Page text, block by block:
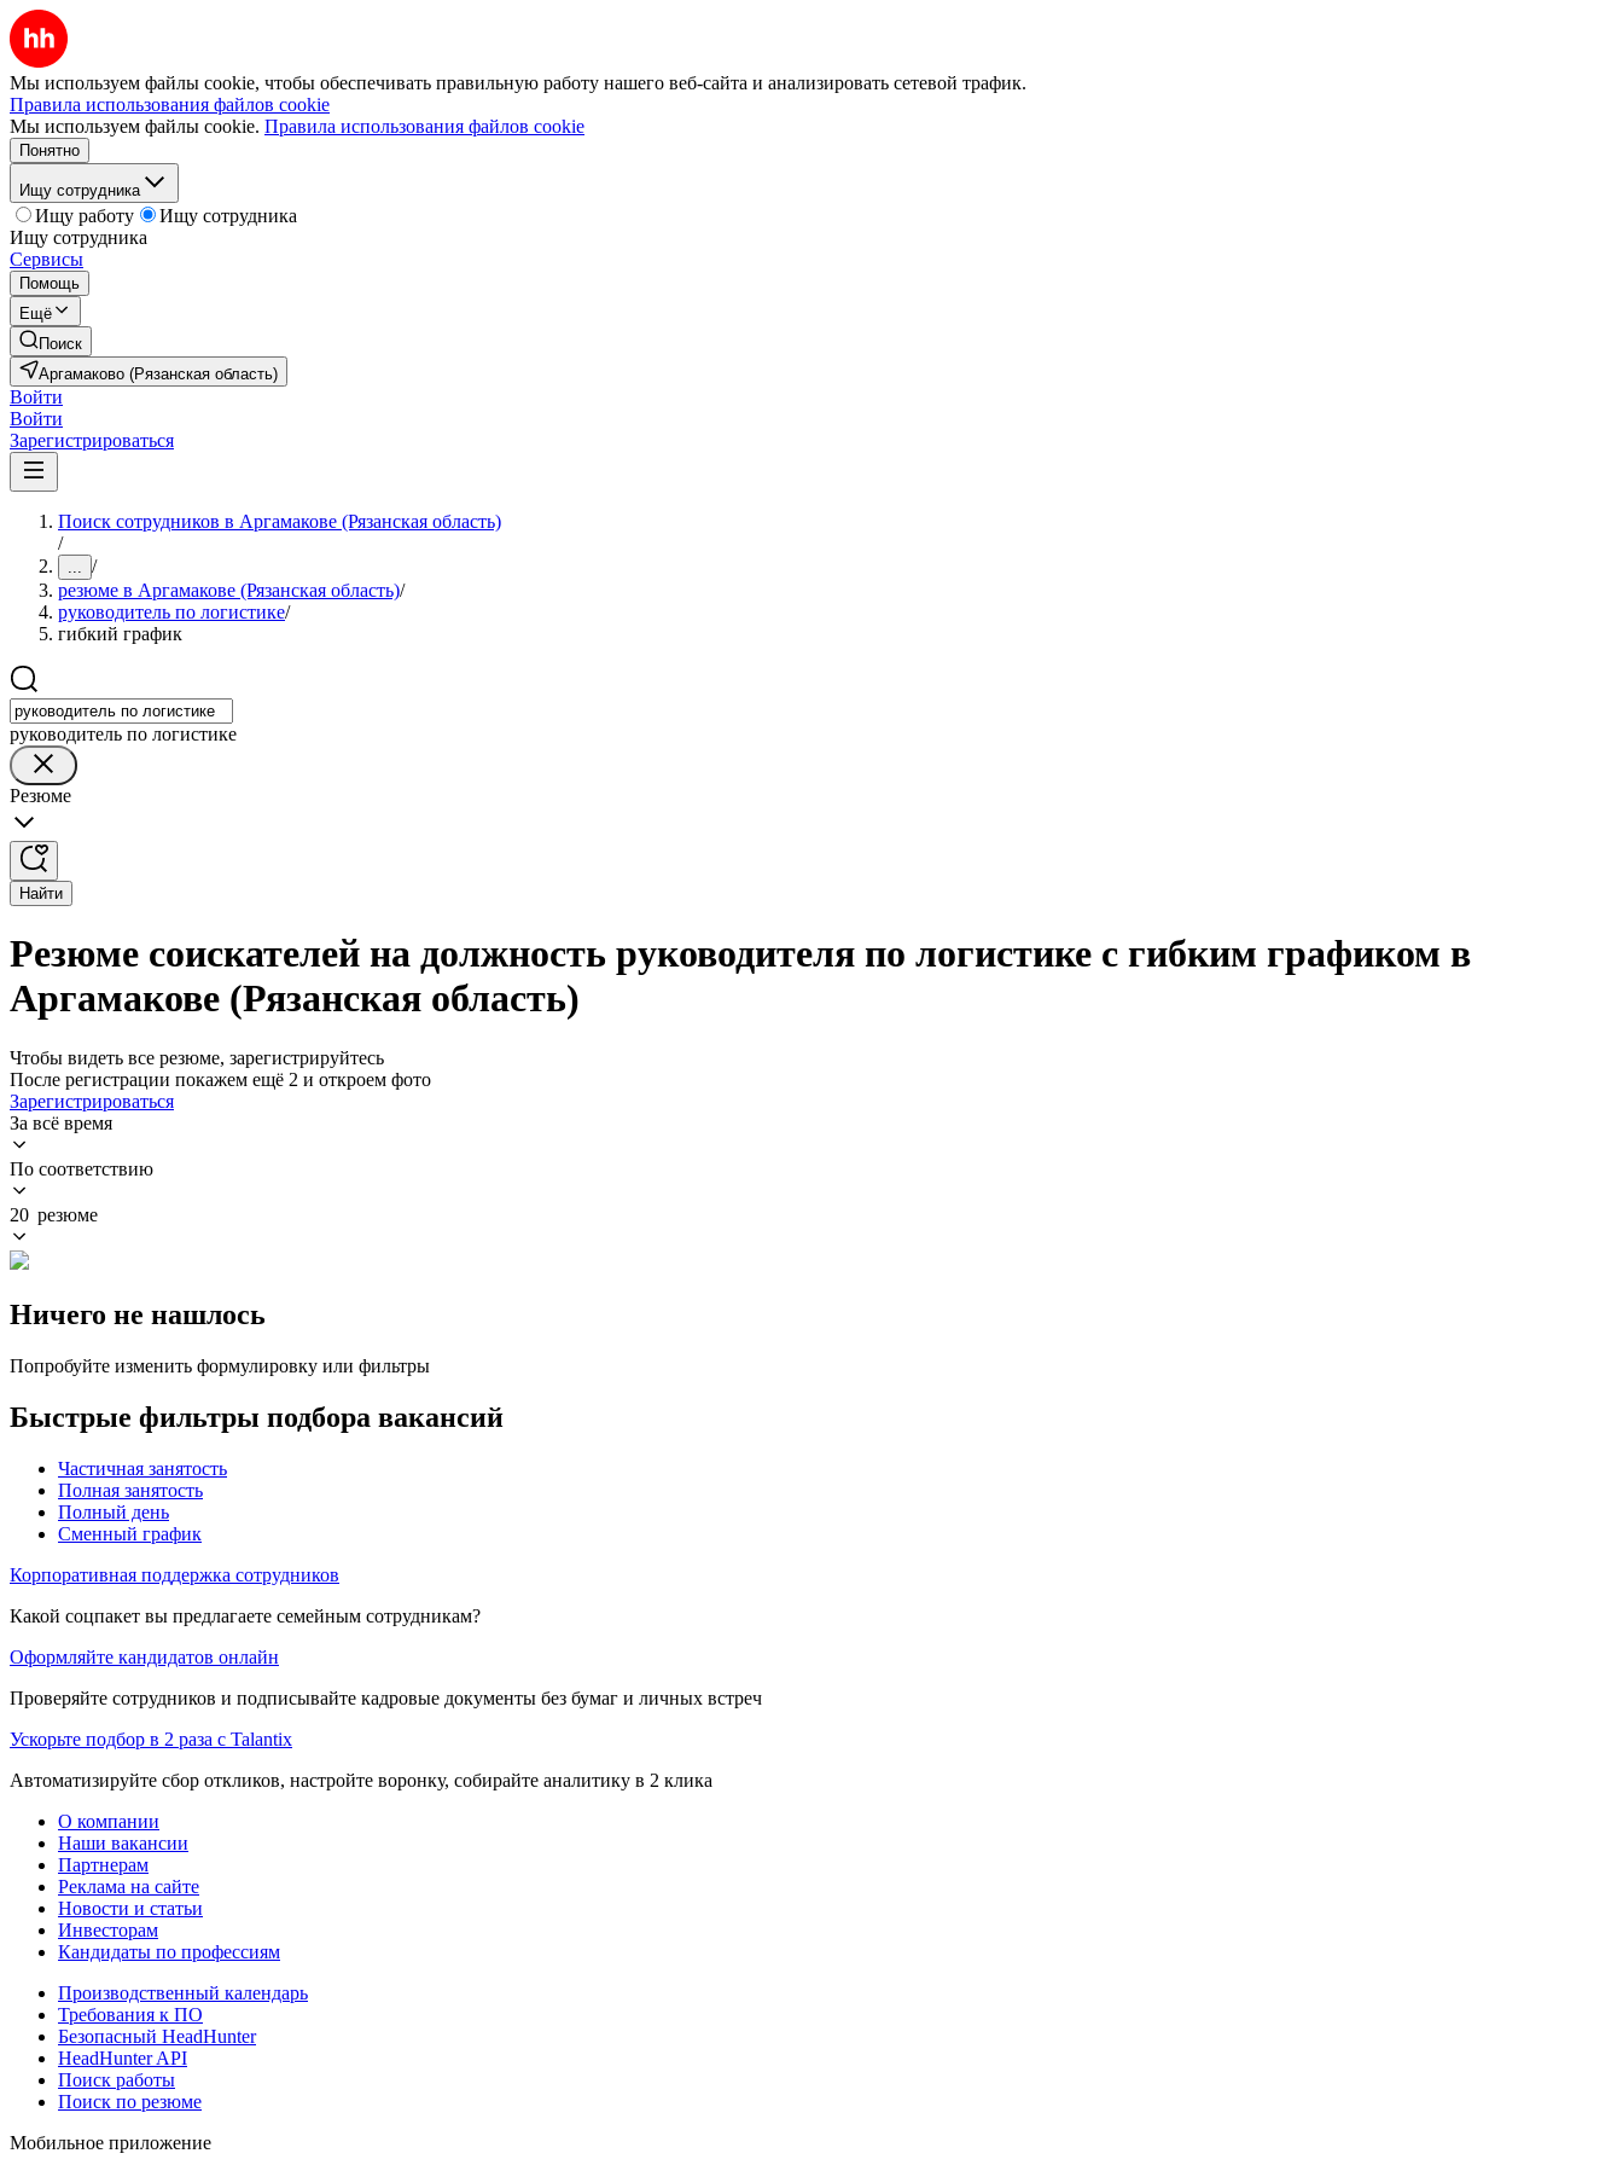
Мы используем файлы cookie, чтобы обеспечивать правильную работу нашего веб-сайта и анализировать сетевой трафик.
Правила использования файлов cookie
Мы используем файлы cookie. Правила использования файлов cookie
Понятно
Ищу сотрудника
Ищу работу
Ищу сотрудника
Ищу сотрудника
Сервисы
Помощь
Ещё
Поиск
Аргамаково (Рязанская область)
Войти
Войти
Зарегистрироваться
Поиск сотрудников в Аргамакове (Рязанская область)
/
... /
резюме в Аргамакове (Рязанская область)/
руководитель по логистике/
гибкий график
руководитель по логистике
Резюме
Найти
Резюме соискателей на должность руководителя по логистике с гибким графиком в
Аргамакове (Рязанская область)
Чтобы видеть все резюме, зарегистрируйтесь
После регистрации покажем ещё 2 и откроем фото
Зарегистрироваться
За всё время
По соответствию
20 резюме
Ничего не нашлось
Попробуйте изменить формулировку или фильтры
Быстрые фильтры подбора вакансий
Частичная занятость
Полная занятость
Полный день
Сменный график
Корпоративная поддержка сотрудников
Какой соцпакет вы предлагаете семейным сотрудникам?
Оформляйте кандидатов онлайн
Проверяйте сотрудников и подписывайте кадровые документы без бумаг и личных встреч
Ускорьте подбор в 2 раза с Talantix
Автоматизируйте сбор откликов, настройте воронку, собирайте аналитику в 2 клика
О компании
Наши вакансии
Партнерам
Реклама на сайте
Новости и статьи
Инвесторам
Кандидаты по профессиям
Производственный календарь
Требования к ПО
Безопасный HeadHunter
HeadHunter API
Поиск работы
Поиск по резюме
Мобильное приложение